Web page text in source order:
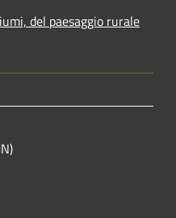
del paesaggio rurale